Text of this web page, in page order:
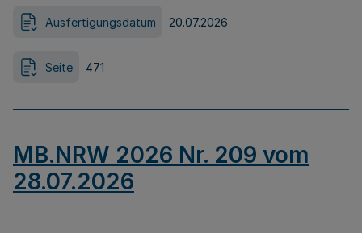
Ausfertigungsdatum 20.07.2026
Seite 471
MB.NRW 2026 Nr. 209 vom
28.07.2026